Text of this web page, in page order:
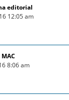
editorial
12:05 am
8:06 am